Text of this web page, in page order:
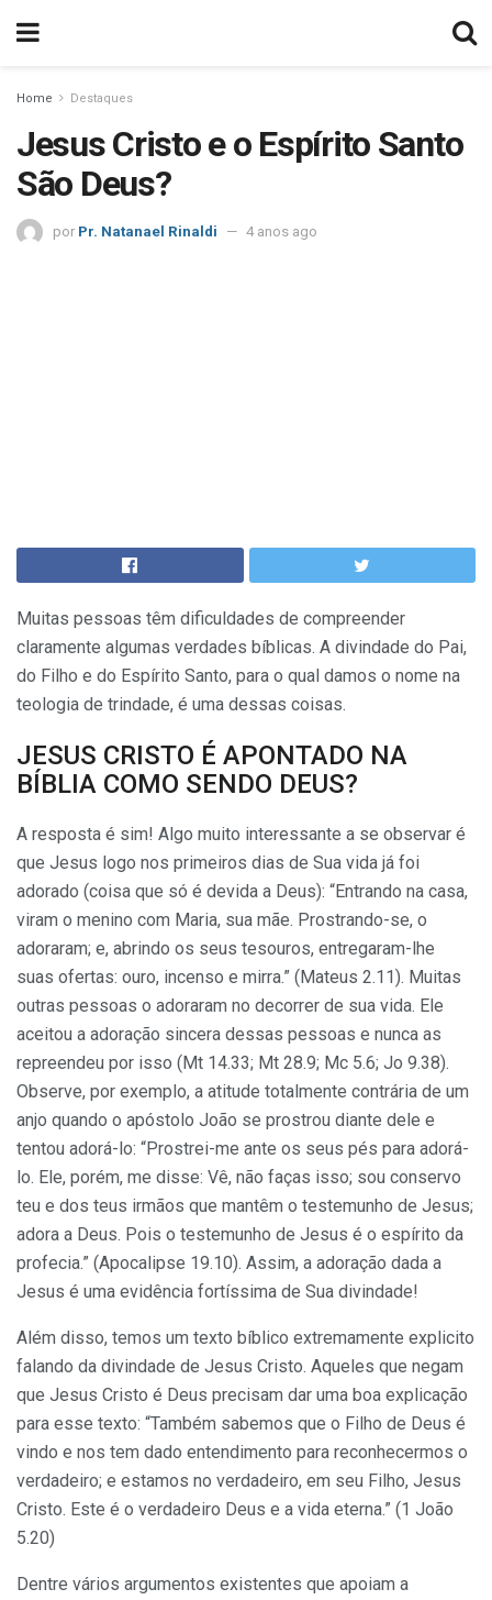
Home Destaques
Jesus Cristo e o Espírito Santo
São Deus?
por Pr. Natanael Rinaldi 4 anos ago
Muitas pessoas têm dificuldades de compreender
claramente algumas verdades bíblicas. A divindade do Pai,
do Filho e do Espírito Santo, para o qual damos o nome na
teologia de trindade, é uma dessas coisas.
JESUS CRISTO É APONTADO NA
BÍBLIA COMO SENDO DEUS?
A resposta é sim! Algo muito interessante a se observar é
que Jesus logo nos primeiros dias de Sua vida já foi
adorado (coisa que só é devida a Deus): “Entrando na casa,
viram o menino com Maria, sua mãe. Prostrando-se, o
adoraram; e, abrindo os seus tesouros, entregaram-lhe
suas ofertas: ouro, incenso e mirra.” (Mateus 2.11). Muitas
outras pessoas o adoraram no decorrer de sua vida. Ele
aceitou a adoração sincera dessas pessoas e nunca as
repreendeu por isso (Mt 14.33; Mt 28.9; Mc 5.6; Jo 9.38).
Observe, por exemplo, a atitude totalmente contrária de um
anjo quando o apóstolo João se prostrou diante dele e
tentou adorá-lo: “Prostrei-me ante os seus pés para adorá-
lo. Ele, porém, me disse: Vê, não faças isso; sou conservo
teu e dos teus irmãos que mantêm o testemunho de Jesus;
adora a Deus. Pois o testemunho de Jesus é o espírito da
profecia.” (Apocalipse 19.10). Assim, a adoração dada a
Jesus é uma evidência fortíssima de Sua divindade!
Além disso, temos um texto bíblico extremamente explicito
falando da divindade de Jesus Cristo. Aqueles que negam
que Jesus Cristo é Deus precisam dar uma boa explicação
para esse texto: “Também sabemos que o Filho de Deus é
vindo e nos tem dado entendimento para reconhecermos o
verdadeiro; e estamos no verdadeiro, em seu Filho, Jesus
Cristo. Este é o verdadeiro Deus e a vida eterna.” (1 João
5.20)
Dentre vários argumentos existentes que apoiam a